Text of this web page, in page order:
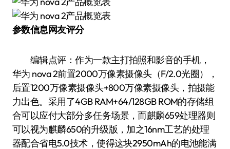
参数信息网友评分
编辑点评：作为一款主打拍照和影音的手机，
华为 nova 2前置2000万像素摄像头（F/2.0光圈），
后置1200万像素摄像头+800万像素摄像头，拍摄能
力出色。采用了4GB RAM+64/128GB ROM的存储组
合可以应付大部分多任务场景，而麒麟659处理器则
可以视为麒麟650的升级版，加之16nm工艺的处理
器配合省电5.0技术，使得这块2950mAh的电池能满